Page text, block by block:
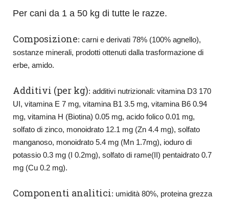
Per cani da 1 a 50 kg di tutte le razze.
Composizione: carni e derivati 78% (100% agnello),
sostanze minerali, prodotti ottenuti dalla trasformazione di
erbe, amido.
Additivi (per kg): additivi nutrizionali: vitamina D3 170
UI, vitamina E 7 mg, vitamina B1 3.5 mg, vitamina B6 0.94
mg, vitamina H (Biotina) 0.05 mg, acido folico 0.01 mg,
solfato di zinco, monoidrato 12.1 mg (Zn 4.4 mg), solfato
manganoso, monoidrato 5.4 mg (Mn 1.7mg), ioduro di
potassio 0.3 mg (I 0.2mg), solfato di rame(II) pentaidrato 0.7
mg (Cu 0.2 mg).
Componenti analitici: umidità 80%, proteina grezza